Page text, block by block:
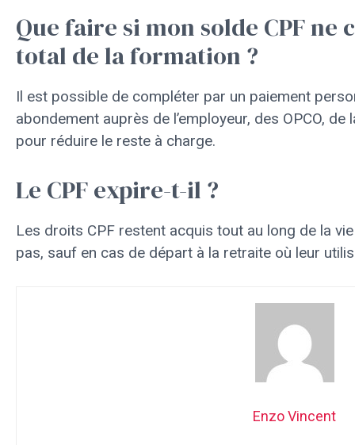
Que faire si mon solde CPF ne
total de la formation ?
Il est possible de compléter par un paiement
abondement auprès de l’employeur, des OPCO,
pour réduire le reste à charge.
Le CPF expire-t-il ?
Les droits CPF restent acquis tout au long de la
pas, sauf en cas de départ à la retraite où leur
Enzo Vincent